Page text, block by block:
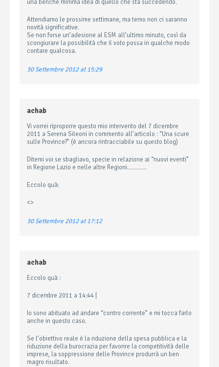
una benché minima idea di quello che sta succedendo.
Attendiamo le prossime settimane, ma temo non ci saranno
novità significative.
Se non forse un’adesione al ESM all’ultimo minuto, così da
scongiurare la possibilità che il voto possa in qualche modo
contare qualcosa.
30 Settembre 2012 at 15:29
achab
Vi vorrei riproporre questo mio intervento del 7 dicembre
2011 a Serena Sileoni in commento all’articolo : “Una scure
sulle Province?” (è ancora rintracciabile su questo blog)
Ditemi voi se sbagliavo, specie in relazione ai “nuovi eventi”
in Regione Lazio e nelle altre Regioni…………
Eccolo quà:
<>
30 Settembre 2012 at 17:12
achab
Eccolo quà :
7 dicembre 2011 a 14:44 |
Io sono abituato ad andare “contro corrente” e mi tocca farlo
anche in questo caso.
Se l’obiettivo reale è la riduzione della spesa pubblica e la
riduzione della burocrazia per favorire la competitività delle
imprese, la soppressione delle Province produrrà un ben
magro risultato.